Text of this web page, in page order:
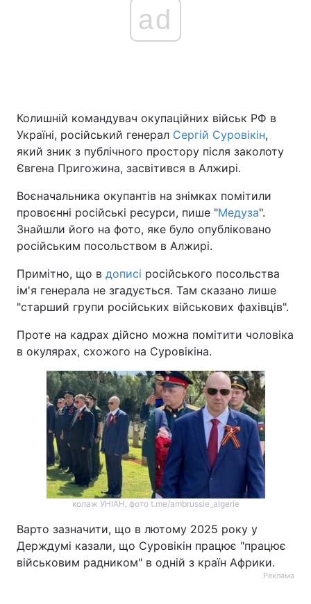
ad
Колишній командувач окупаційних військ РФ в
Україні, російський генерал Сергій Суровікін,
який зник з публічного простору після заколоту
Євгена Пригожина, засвітився в Алжирі.
Воєначальника окупантів на знімках помітили
провоєнні російські ресурси, пише "Медуза".
Знайшли його на фото, яке було опубліковано
російським посольством в Алжирі.
Примітно, що в дописі російського посольства
ім'я генерала не згадується. Там сказано лише
"старший групи російських військових фахівців".
Проте на кадрах дійсно можна помітити чоловіка
в окулярах, схожого на Суровікіна.
колаж УНІАН, фото t.me/ambrussie_algerie
Варто зазначити, що в лютому 2025 року у
Держдумі казали, що Суровікін працює "працює
військовим радником" в одній з країн Африки.
Реклама